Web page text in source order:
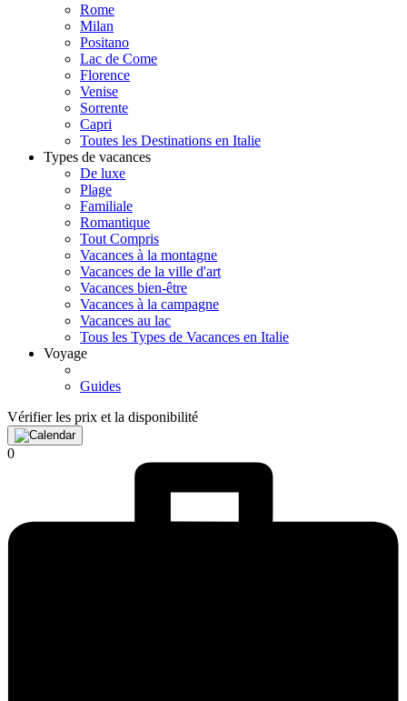
Rome
Milan
Positano
Lac de Come
Florence
Venise
Sorrente
Capri
Toutes les Destinations en Italie
Types de vacances
De luxe
Plage
Familiale
Romantique
Tout Compris
Vacances à la montagne
Vacances de la ville d'art
Vacances bien-être
Vacances à la campagne
Vacances au lac
Tous les Types de Vacances en Italie
Voyage
Guides
Vérifier les prix et la disponibilité
0